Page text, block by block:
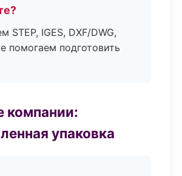
STEP, IGES, DXF/DWG,
помогаем подготовить
компании:
упаковка